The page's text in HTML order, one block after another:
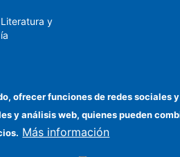
y
y Bienes
ofrecer funciones de redes
y análisis web, quienes pueden
Más información